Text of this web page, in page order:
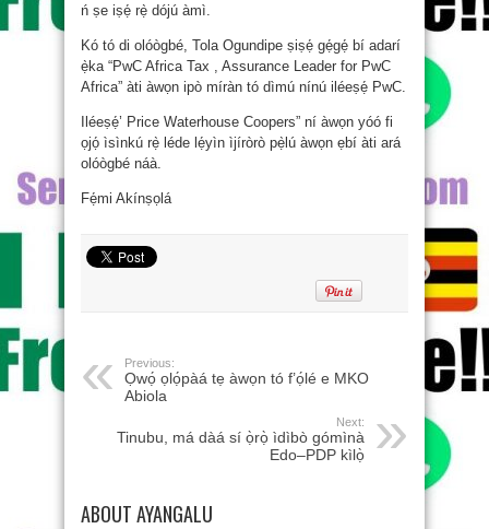
ń ṣe iṣẹ́ rẹ̀ dójú àmì.
Kó tó di olóògbé, Tola Ogundipe ṣiṣẹ́ gẹ́gẹ́ bí adarí
ẹ̀ka “PwC Africa Tax , Assurance Leader for PwC
Africa” àti àwọn ipò míràn tó dìmú nínú iléeṣẹ́ PwC.
Iléeṣẹ́’ Price Waterhouse Coopers” ní àwọn yóó fi
ọjọ́ ìsìnkú rẹ̀ léde lẹ́yìn ìjíròrò pẹ̀lú àwọn ẹbí àti ará
olóògbé náà.
Fẹ́mi Akínṣọlá
Previous:
Ọwọ́ ọlọ́pàá tẹ àwọn tó f’ọ́lé e MKO
Abiola
Next:
Tinubu, má dàá sí ọ̀rọ̀ ìdìbò gómìnà
Edo–PDP kìlọ̀
ABOUT AYANGALU